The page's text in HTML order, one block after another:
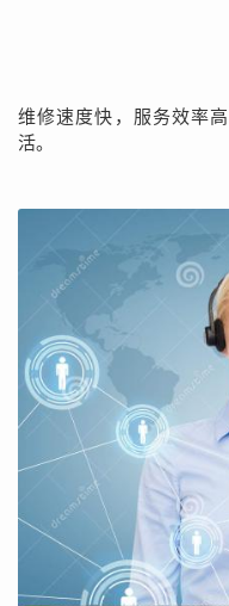
维修速度快，服务效率
活。